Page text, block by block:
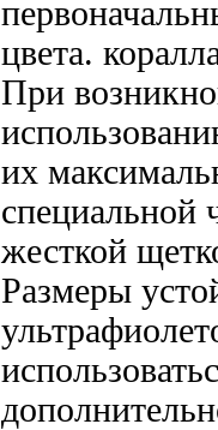
цвета.
При
их
специальной
жесткой
Размеры